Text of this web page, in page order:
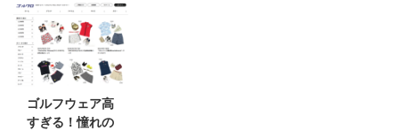
ゴルフウェア高
すぎる！憧れの